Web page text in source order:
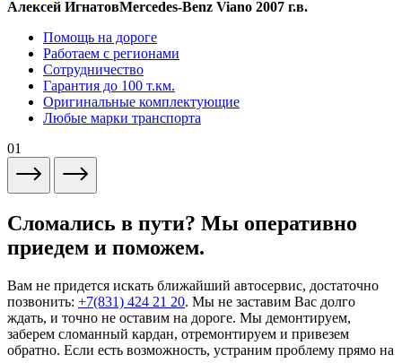
Алексей ИгнатовMercedes-Benz Viano 2007 г.в.
Помощь на дороге
Работаем с регионами
Сотрудничество
Гарантия до 100 т.км.
Оригинальные комплектующие
Любые марки транспорта
01
Сломались в пути? Мы оперативно
приедем и поможем.
Вам не придется искать ближайший автосервис, достаточно
позвонить: +7(831) 424 21 20. Мы не заставим Вас долго
ждать, и точно не оставим на дороге. Мы демонтируем,
заберем сломанный кардан, отремонтируем и привезем
обратно. Если есть возможность, устраним проблему прямо на